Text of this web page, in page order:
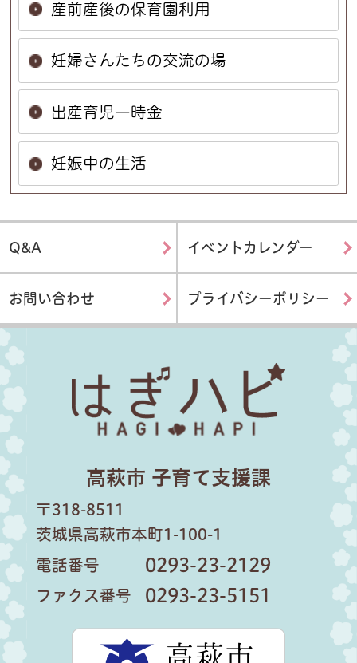
産前産後の保育園利用
妊婦さんたちの交流の場
出産育児一時金
妊娠中の生活
Q&A イベントカレンダー
お問い合わせ プライバシーポリシー
はぎハピ
高萩市 子育て支援課
〒318-8511
茨城県高萩市本町1-100-1
電話番号 0293-23-2129
ファクス番号 0293-23-5151
高萩市